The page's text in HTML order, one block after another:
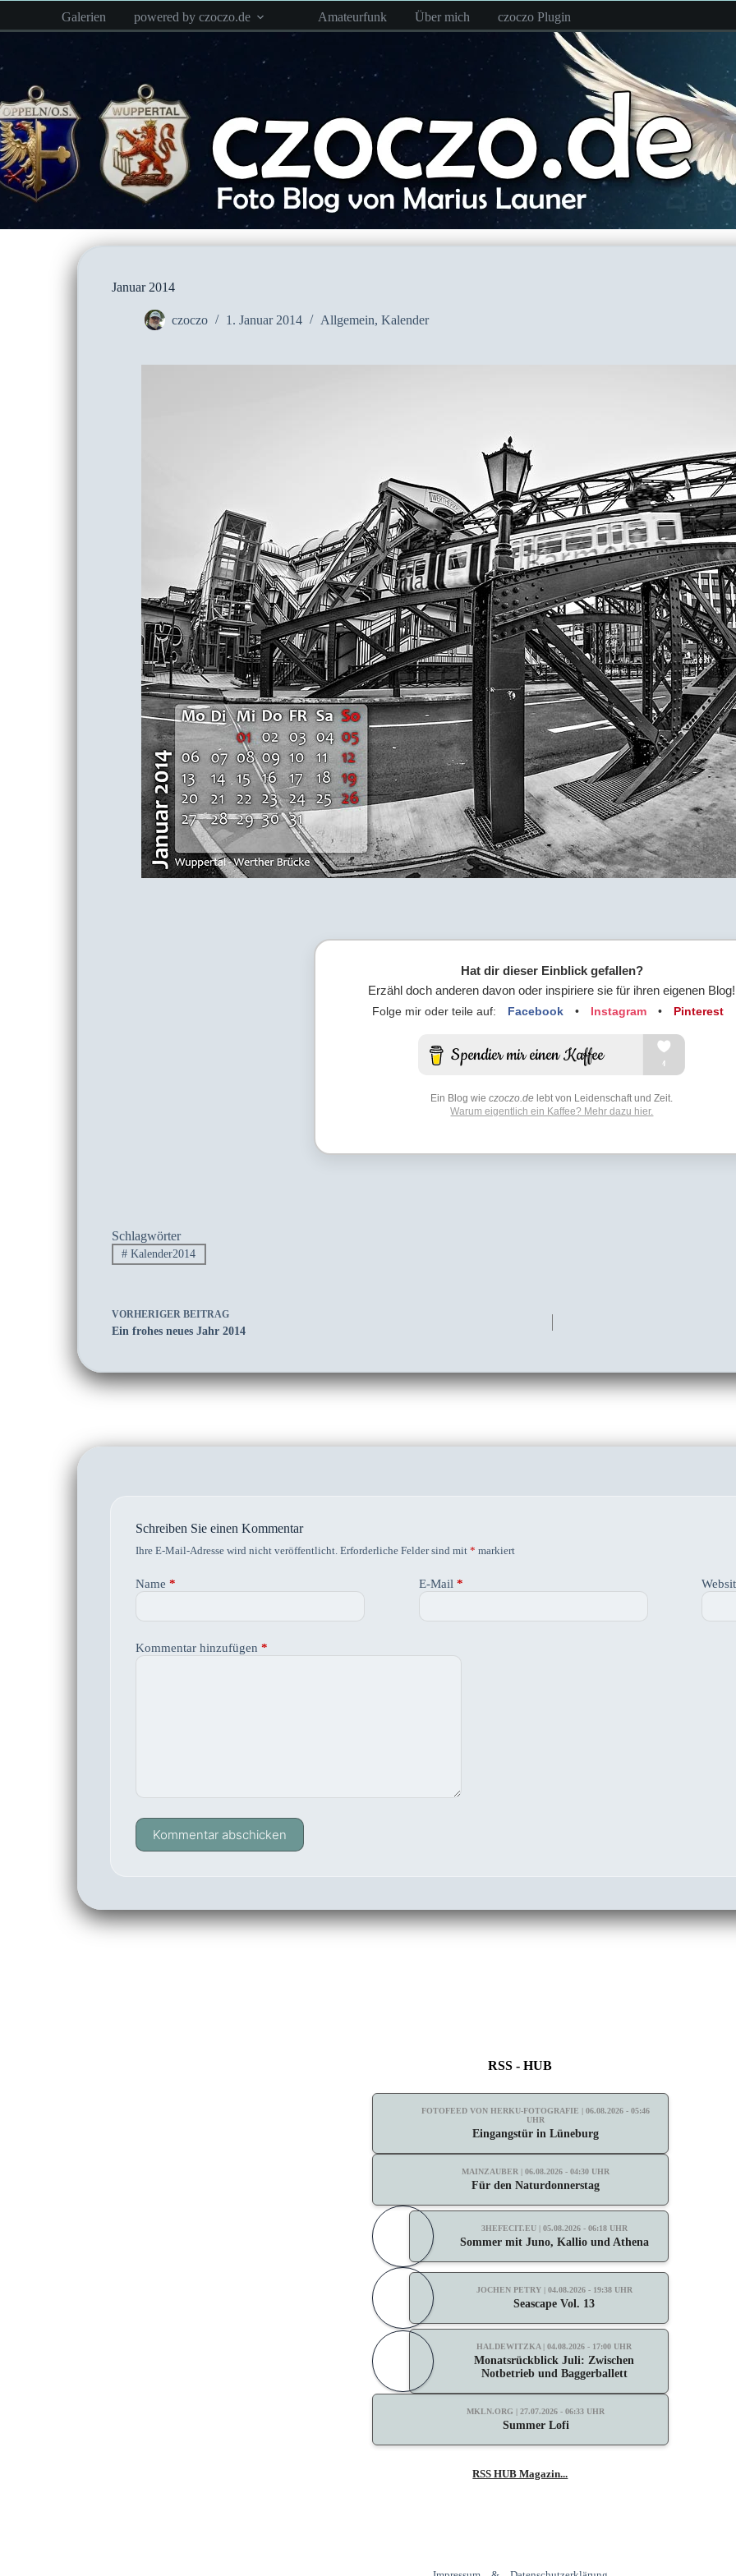
springen
Galerien powered by czoczo.de Amateurfunk Über mich czoczo Plugin
Januar 2014
czoczo 1. Januar 2014 Allgemein, Kalender
Hat dir dieser Einblick gefallen?
Erzähl doch anderen davon oder inspiriere sie für ihren eigenen Blog!
Folge mir oder teile auf: Facebook • Instagram • Pinterest
Ein Blog wieczoczo.de lebt von Leidenschaft und Zeit.
Warum eigentlich ein Kaffee? Mehr dazu hier.
Schlagwörter
# Kalender2014
VORHERIGER BEITRAG
Ein frohes neues Jahr 2014
Schreiben Sie einen Kommentar
Ihre E-Mail-Adresse wird nicht veröffentlicht. Erforderliche Felder sind mit * markiert
Name * E-Mail*
Kommentar hinzufügen *
Kommentar abschicken
RSS - HUB
FOTOFEED VON HERKU-FOTOGRAFIE | 06.08.2026 - 05:46
UHR
Eingangstür in Lüneburg
MAINZAUBER | 06.08.2026 - 04:30 UHR
Für den Naturdonnerstag
3HEFECIT.EU | 05.08.2026 - 06:18 UHR
Sommer mit Juno, Kallio und Athena
JOCHEN PETRY | 04.08.2026 - 19:38 UHR
Seascape Vol. 13
HALDEWITZKA | 04.08.2026 - 17:00 UHR
Monatsrückblick Juli: Zwischen
Notbetrieb und Baggerballett
MKLN.ORG | 27.07.2026 - 06:33 UHR
Summer Lofi
RSS HUB Magazin...